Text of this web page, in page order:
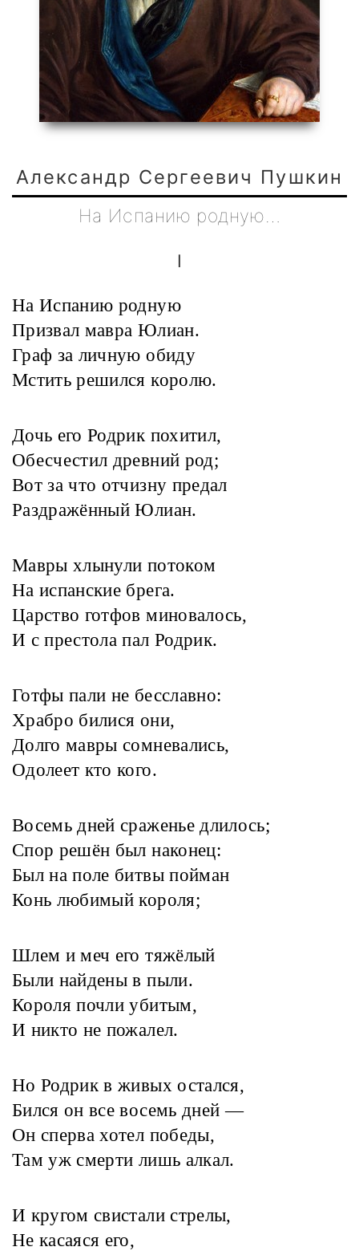
Александр Сергеевич Пушкин
На Испанию родную…
I
На Испанию родную
Призвал мавра Юлиан.
Граф за личную обиду
Мстить решился королю.
Дочь его Родрик похитил,
Обесчестил древний род;
Вот за что отчизну предал
Раздражённый Юлиан.
Мавры хлынули потоком
На испанские брега.
Царство готфов миновалось,
И с престола пал Родрик.
Готфы пали не бесславно:
Храбро билися они,
Долго мавры сомневались,
Одолеет кто кого.
Восемь дней сраженье длилось;
Спор решён был наконец:
Был на поле битвы пойман
Конь любимый короля;
Шлем и меч его тяжёлый
Были найдены в пыли.
Короля почли убитым,
И никто не пожалел.
Но Родрик в живых остался,
Бился он все восемь дней —
Он сперва хотел победы,
Там уж смерти лишь алкал.
И кругом свистали стрелы,
Не касаяся его,